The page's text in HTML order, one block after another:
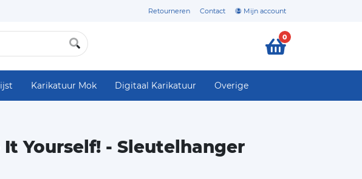
Retourneren Contact Mijn account
0
Karikatuur Mok Digitaal Karikatuur Overige
It Yourself! - Sleutelhanger